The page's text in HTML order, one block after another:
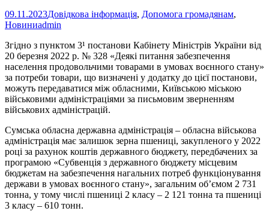
09.11.2023Довідкова інформація, Допомога громадянам,
Новиниadmin
Згідно з пунктом 3¹ постанови Кабінету Міністрів України від
20 березня 2022 р. № 328 «Деякі питання забезпечення
населення продовольчими товарами в умовах воєнного стану»
за потреби товари, що визначені у додатку до цієї постанови,
можуть передаватися між обласними, Київською міською
військовими адміністраціями за письмовим зверненням
військових адміністрацій.
Сумська обласна державна адміністрація – обласна військова
адміністрація має залишок зерна пшениці, закупленого у 2022
році за рахунок коштів державного бюджету, передбачених за
програмою «Субвенція з державного бюджету місцевим
бюджетам на забезпечення нагальних потреб функціонування
держави в умовах воєнного стану», загальним об’ємом 2 731
тонна, у тому числі пшениці 2 класу – 2 121 тонна та пшениці
3 класу – 610 тонн.